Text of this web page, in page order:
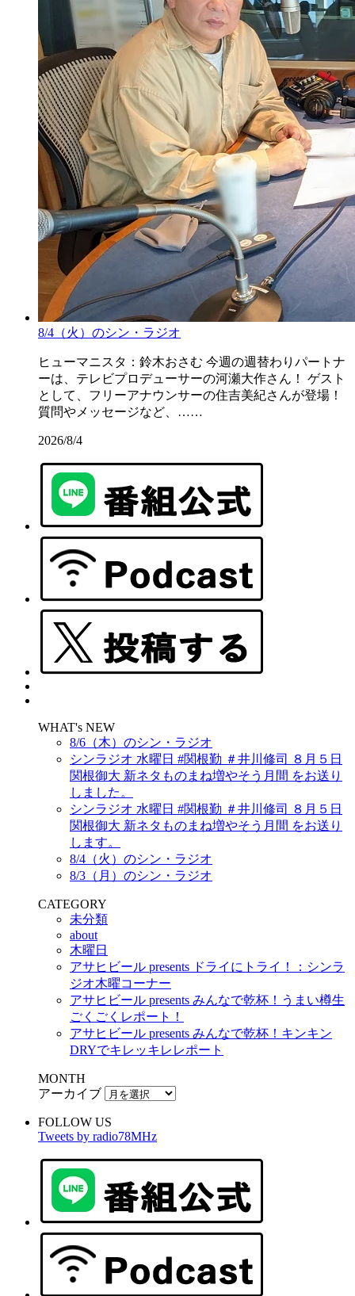
8/4（火）のシン・ラジオ
ヒューマニスタ：鈴木おさむ 今週の週替わりパートナ
ーは、テレビプロデューサーの河瀬大作さん！ ゲスト
として、フリーアナウンサーの住吉美紀さんが登場！
質問やメッセージなど、……
2026/8/4
WHAT's NEW
8/6（木）のシン・ラジオ
シンラジオ 水曜日 #関根勤 ＃井川修司 ８月５日
関根御大 新ネタものまね増やそう月間 をお送り
しました。
シンラジオ 水曜日 #関根勤 ＃井川修司 ８月５日
関根御大 新ネタものまね増やそう月間 をお送り
します。
8/4（火）のシン・ラジオ
8/3（月）のシン・ラジオ
CATEGORY
未分類
about
木曜日
アサヒビール presents ドライにトライ！：シンラ
ジオ木曜コーナー
アサヒビール presents みんなで乾杯！うまい樽生
ごくごくレポート！
アサヒビール presents みんなで乾杯！キンキン
DRYでキレッキレレポート
MONTH
アーカイブ
FOLLOW US
Tweets by radio78MHz